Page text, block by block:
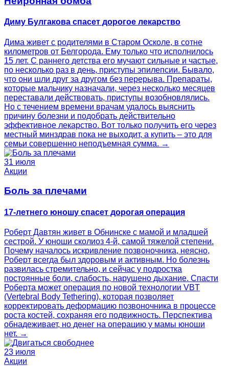
Диму Булгакова спасет дорогое лекарство
Дима живет с родителями в Старом Осколе, в сотне
километров от Белгорода. Ему только что исполнилось
15 лет. С раннего детства его мучают сильные и частые,
по несколько раз в день, приступы эпилепсии. Бывало,
что они шли друг за другом без перерыва. Препараты,
которые мальчику назначали, через несколько месяцев
переставали действовать, приступы возобновлялись.
Но с течением времени врачам удалось выяснить
причину болезни и подобрать действительно
эффективное лекарство. Вот только получить его через
местный минздрав пока не выходит, а купить – это для
семьи совершенно неподъемная сумма. →
31 июля
Акции
Боль за плечами
17-летнего юношу спасет дорогая операция
Роберт Давтян живет в Обнинске с мамой и младшей
сестрой. У юноши сколиоз 4‑й, самой тяжелой степени.
Почему началось искривление позвоночника, неясно,
Роберт всегда был здоровым и активным. Но болезнь
развилась стремительно, и сейчас у подростка
постоянные боли, слабость, нарушено дыхание. Спасти
Роберта может операция по новой технологии VBT
(Vertebral Body Tethering), которая позволяет
корректировать деформацию позвоночника в процессе
роста костей, сохраняя его подвижность. Перспектива
обнадеживает, но денег на операцию у мамы юноши
нет. →
23 июля
Акции